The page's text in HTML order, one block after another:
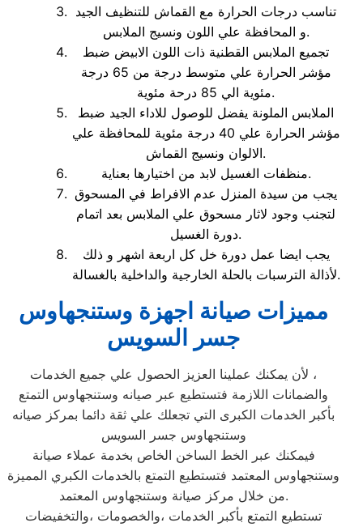
تناسب درجات الحرارة مع القماش للتنظيف الجيد
و المحافظة علي اللون ونسيج الملابس.
تجميع الملابس القطنية ذات اللون الابيض ضبط
مؤشر الحرارة علي متوسط درجة من 65 درجة
مئوية الي 85 درحة مئوية.
الملابس الملونة يفضل للوصول للاداء الجيد ضبط
مؤشر الحرارة علي 40 درجة مئوية للمحافظة علي
الالوان ونسيج القماش.
منظفات الغسيل لابد من اختيارها بعناية.
يجب من سيدة المنزل عدم الافراط في المسحوق
لتجنب وجود لاثار مسحوق علي الملابس بعد اتمام
دورة الغسيل.
يجب ايضا عمل دورة خل كل اربعة اشهر و ذلك
لأذالة الترسبات بالحلة الخارجية والداخلية بالغسالة.
مميزات صيانة اجهزة وستنجهاوس
جسر السويس
لأن يمكنك عملينا العزيز الحصول علي جميع الخدمات ،
والضمانات اللازمة فتستطيع عبر صيانه وستنجهاوس التمتع
بأكبر الخدمات الكبرى التي تجعلك علي ثقة دائما بمركز صيانه
وستنجهاوس جسر السويس
فيمكنك عبر الخط الساخن الخاص بخدمة عملاء صيانة
وستنجهاوس المعتمد فتستطيع التمتع بالخدمات الكبري المميزة
من خلال مركز صيانة وستنجهاوس المعتمد.
تستطيع التمتع بأكبر الخدمات ،والخصومات ،والتخفيضات